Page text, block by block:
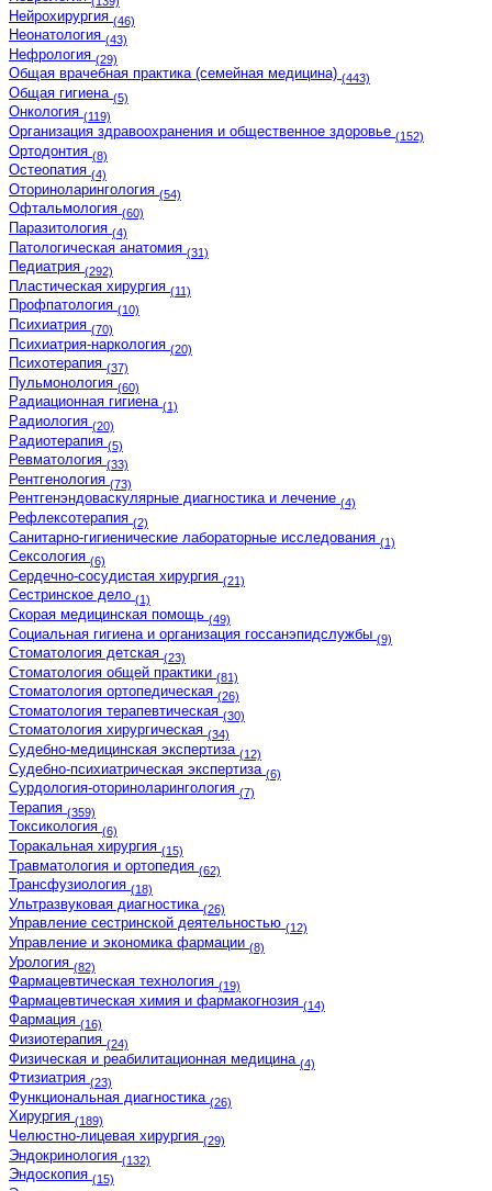
Нейрохирургия (46)
Неонатология (43)
Нефрология (29)
Общая врачебная практика (семейная медицина) (443)
Общая гигиена (5)
Онкология (119)
Организация здравоохранения и общественное здоровье (152)
Ортодонтия (8)
Остеопатия (4)
Оториноларингология (54)
Офтальмология (60)
Паразитология (4)
Патологическая анатомия (31)
Педиатрия (292)
Пластическая хирургия (11)
Профпатология (10)
Психиатрия (70)
Психиатрия-наркология (20)
Психотерапия (37)
Пульмонология (60)
Радиационная гигиена (1)
Радиология (20)
Радиотерапия (5)
Ревматология (33)
Рентгенология (73)
Рентгенэндоваскулярные диагностика и лечение (4)
Рефлексотерапия (2)
Санитарно-гигиенические лабораторные исследования (1)
Сексология (6)
Сердечно-сосудистая хирургия (21)
Сестринское дело (1)
Скорая медицинская помощь (49)
Социальная гигиена и организация госсанэпидслужбы (9)
Стоматология детская (23)
Стоматология общей практики (81)
Стоматология ортопедическая (26)
Стоматология терапевтическая (30)
Стоматология хирургическая (34)
Судебно-медицинская экспертиза (12)
Судебно-психиатрическая экспертиза (6)
Сурдология-оториноларингология (7)
Терапия (359)
Токсикология (6)
Торакальная хирургия (15)
Травматология и ортопедия (62)
Трансфузиология (18)
Ультразвуковая диагностика (26)
Управление сестринской деятельностью (12)
Управление и экономика фармации (8)
Урология (82)
Фармацевтическая технология (19)
Фармацевтическая химия и фармакогнозия (14)
Фармация (16)
Физиотерапия (24)
Физическая и реабилитационная медицина (4)
Фтизиатрия (23)
Функциональная диагностика (26)
Хирургия (189)
Челюстно-лицевая хирургия (29)
Эндокринология (132)
Эндоскопия (15)